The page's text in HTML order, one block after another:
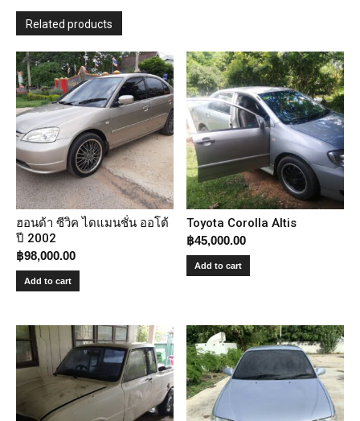
Related products
ฮอนด้า ซีวิค ไดแมนชั่น ออโต้
ปี 2002
฿98,000.00
Add to cart
Toyota Corolla Altis
฿45,000.00
Add to cart